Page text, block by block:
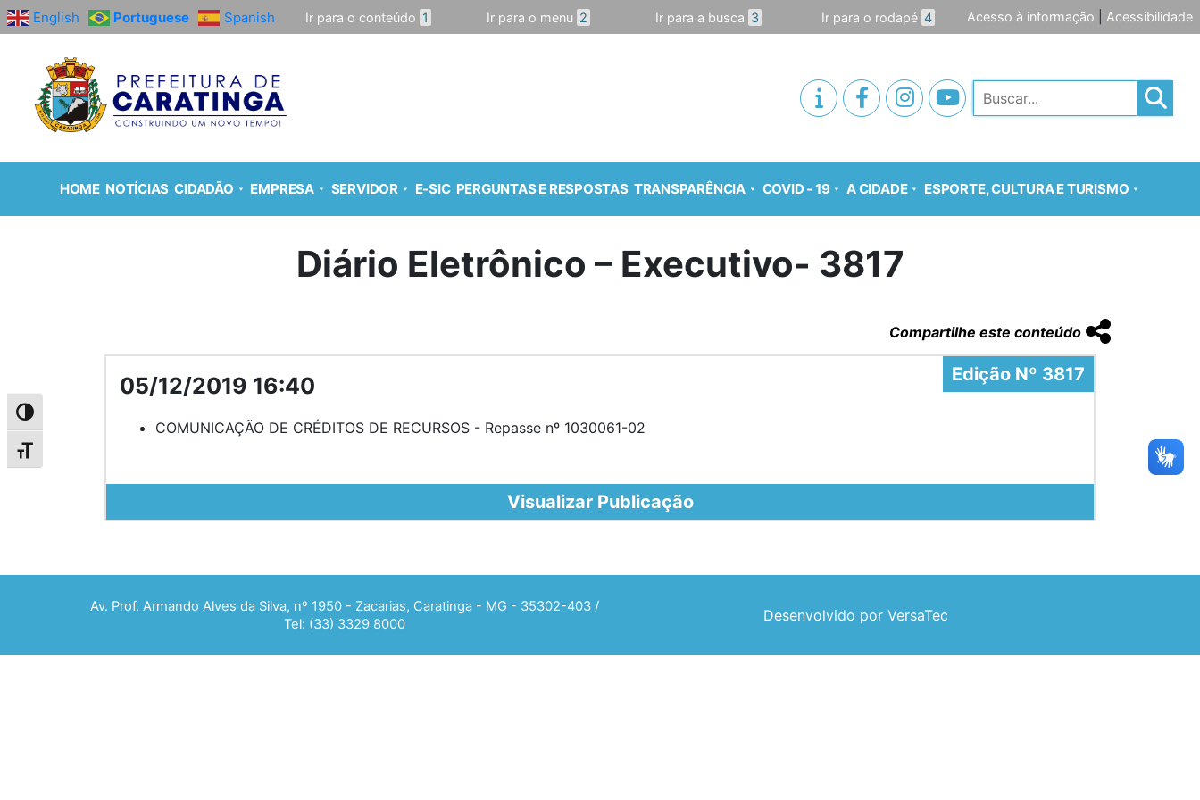
Alternar alto contraste
Alternar tamanho da fonte
English Portuguese Spanish Ir para o conteúdo 1 Ir para o menu 2 Ir para a busca 3 Ir para o rodapé 4 Acesso à informação Acessibilidade
Pesquisar
HOME NOTÍCIAS CIDADÃO EMPRESA SERVIDOR E-SIC PERGUNTAS E RESPOSTAS TRANSPARÊNCIA COVID - 19 A CIDADE ESPORTE, CULTURA E TURISMO
Diário Eletrônico – Executivo- 3817
Compartilhe este conteúdo
Edição Nº 3817
05/12/2019 16:40
COMUNICAÇÃO DE CRÉDITOS DE RECURSOS - Repasse nº 1030061-02
Visualizar Publicação
Av. Prof. Armando Alves da Silva, nº 1950 - Zacarias, Caratinga - MG - 35302-403 /
Tel: (33) 3329 8000
Desenvolvido por VersaTec